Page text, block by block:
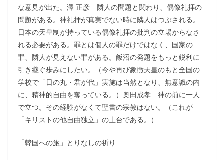
な意見が出た。澤 正彦 隣人の問題と関わり、偶像礼拝の
問題がある。神礼拝が真実でない時に隣人はつぶされる。
日本の天皇制が持っている偶像礼拝の批判の立場からなさ
れる必要がある。罪とは個人の罪だけではなく、国家の
罪、隣人が見えない罪がある。飯沼の発題をもっと鋭利に
引き継ぐ歩みにしたい。（今や再び象徴天皇のもと全国の
学校で「日の丸・君が代」実施は当然となり、無意識の内
に、精神的自由を奪っている。）奥田成孝 神の前に一人
で立つ。その経験がなくて聖書の宗教はない。（これが
「キリストの他自由独立」の土台である。）
「韓国への旅」とりなしの祈り